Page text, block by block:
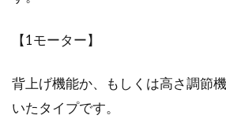
【1モーター】
背上げ機能か、もしくは高さ調節
いたタイプです。